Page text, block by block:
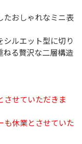
たおしゃれなミニ表
ルエット型に切り
ねる贅沢な二層構造
させていただきま
休業とさせていた